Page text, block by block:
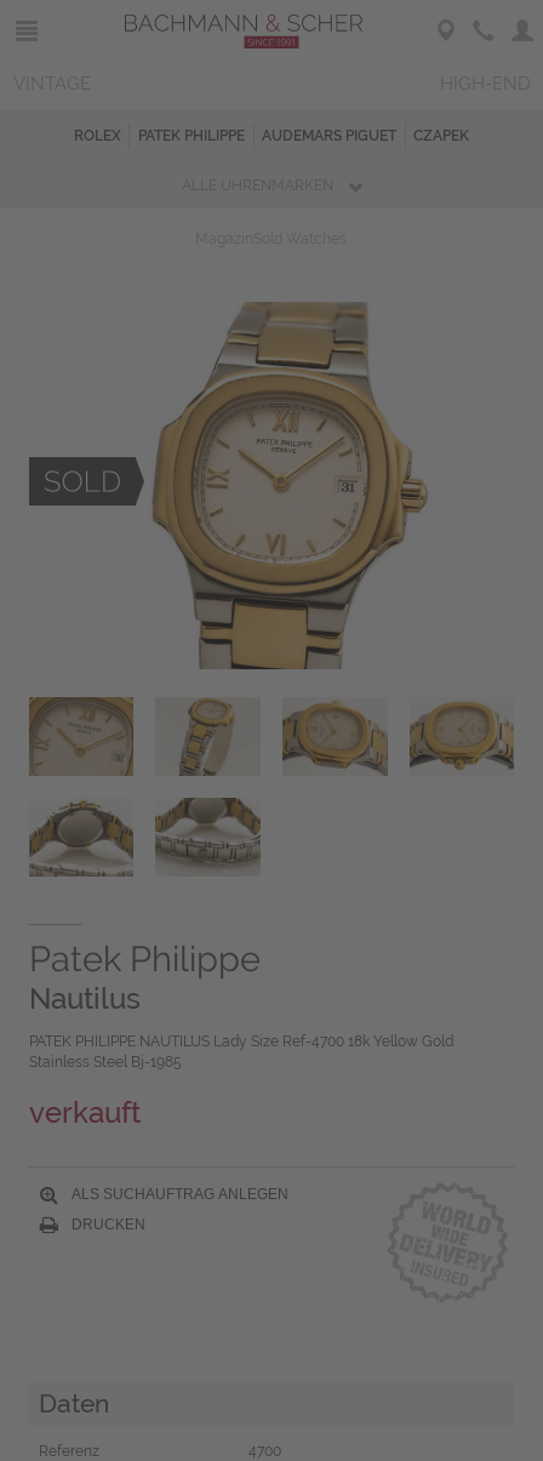
ROLEX PATEK PHILIPPE AUDEMARS PIGUET CZAPEK
Patek Philippe
Nautilus
PATEK PHILIPPE NAUTILUS Lady Size Ref-4700 18k Yellow Gold
Stainless Steel Bj-1985
verkauft
ALS SUCHAUFTRAG ANLEGEN
DRUCKEN
Daten
Referenz
4700